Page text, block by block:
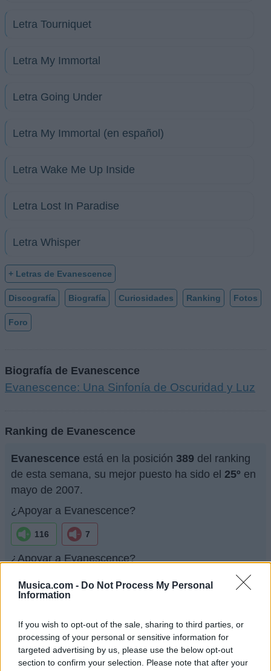
Musica.com - Do Not Process My Personal
Information
If you wish to opt-out of the sale, sharing to third parties, or
processing of your personal or sensitive information for
targeted advertising by us, please use the below opt-out
section to confirm your selection. Please note that after your
Letra Tourniquet
Letra My Immortal
Letra Going Under
Letra My Immortal (en español)
Letra Wake Me Up Inside
Letra Lost In Paradise
Letra Whisper
+ Letras de Evanescence
Discografía Biografía Curiosidades Ranking Fotos
Foro
Biografía de Evanescence
Evanescence: Una Sinfonía de Oscuridad y Luz
Ranking de Evanescence
Evanescence está en la posición 389 del ranking
de esta semana, su mejor puesto ha sido el 25º en
mayo de 2007.
¿Apoyar a Evanescence?
116 7
¿Apoyar a Evanescence?
116 7
Ranking de Evanescence TOP Música